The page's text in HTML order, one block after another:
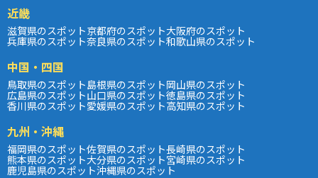
近畿
滋賀県のスポット京都府のスポット大阪府のスポット
兵庫県のスポット奈良県のスポット和歌山県のスポット
中国・四国
鳥取県のスポット島根県のスポット岡山県のスポット
広島県のスポット山口県のスポット徳島県のスポット
香川県のスポット愛媛県のスポット高知県のスポット
九州・沖縄
福岡県のスポット佐賀県のスポット長崎県のスポット
熊本県のスポット大分県のスポット宮崎県のスポット
鹿児島県のスポット沖縄県のスポット